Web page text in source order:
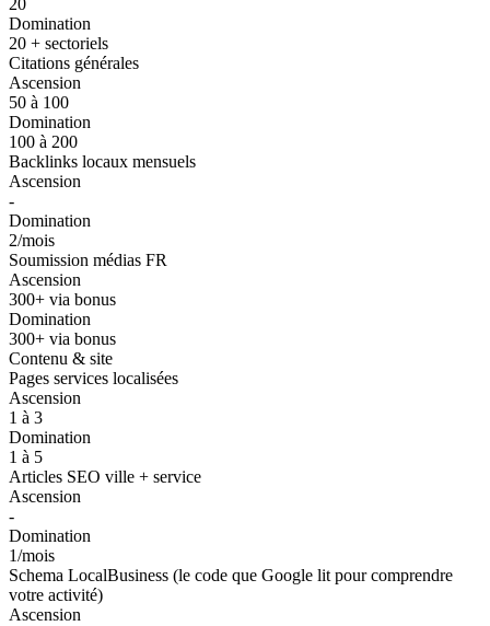
20
Domination
20 + sectoriels
Citations générales
Ascension
50 à 100
Domination
100 à 200
Backlinks locaux mensuels
Ascension
-
Domination
2/mois
Soumission médias FR
Ascension
300+ via bonus
Domination
300+ via bonus
Contenu & site
Pages services localisées
Ascension
1 à 3
Domination
1 à 5
Articles SEO ville + service
Ascension
-
Domination
1/mois
Schema LocalBusiness (le code que Google lit pour comprendre
votre activité)
Ascension